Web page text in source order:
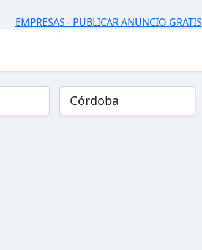
EMPRESAS - PUBLICAR ANUNCIO GRATIS